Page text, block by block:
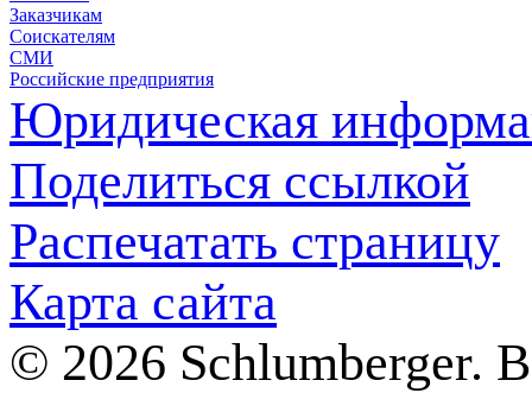
Заказчикам
Соискателям
СМИ
Российские предприятия
Юридическая
Поделиться ссылкой
Распечатать страницу
Карта сайта
© 2026 Schlumberger.